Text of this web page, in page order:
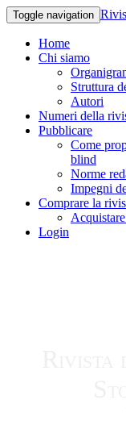
Toggle navigation
Home
Chi siamo
Struttura
Autori
Numeri della
Pubblicare
Come
blind
Norme
Impegni
Comprare la
Login